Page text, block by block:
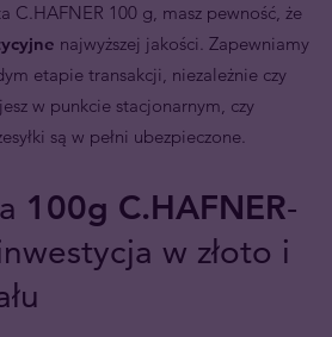
C.HAFNER 100 g, masz pewność, że
najwyższej jakości. Zapewniamy
etapie transakcji, niezależnie czy
w punkcie stacjonarnym, czy
są w pełni ubezpieczone.
100g C.HAFNER-
w złoto i